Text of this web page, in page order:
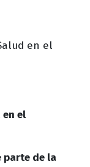
en el
el
parte de la